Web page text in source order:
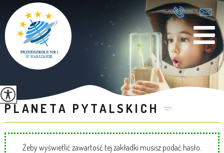
PLANETA PYTALSKICH
Żeby wyświetlić zawartość tej zakładki musisz podać hasło.